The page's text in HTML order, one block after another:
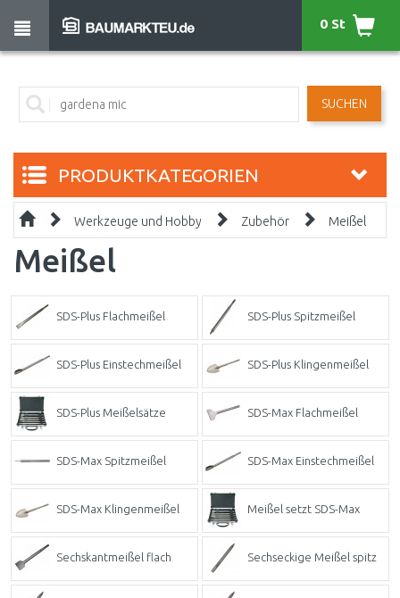
SUCHEN
0 St
PRODUKTKATEGORIEN
Werkzeuge und Hobby Zubehör Meißel
Meißel
SDS-Plus Flachmeißel SDS-Plus Spitzmeißel
SDS-Plus Einstechmeißel SDS-Plus Klingenmeißel
SDS-Plus Meißelsätze SDS-Max Flachmeißel
SDS-Max Spitzmeißel SDS-Max Einstechmeißel
SDS-Max Klingenmeißel Meißel setzt SDS-Max
Sechskantmeißel flach Sechseckige Meißel spitz